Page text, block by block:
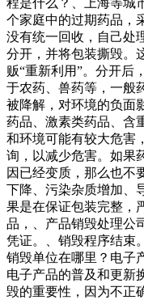
程是什么？、上海等城
个家庭中的过期药品，
没有统一回收，自己处
分开，并将包装撕毁。
贩“重新利用”。分开后
于农药、兽药等，一般
被降解，对环境的负面
药品、激素类药品、含
和环境可能有较大危害
询，以减少危害。如果
因已经变质，那么也不
下降、污染杂质增加
果是在保证包装完整，
品，、产品销毁处理公
凭证。、销毁程序结束
销毁单位在哪里？电子
电子产品的普及和更新
毁的重要性，因为不正